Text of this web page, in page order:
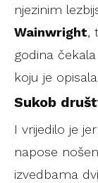
njezinim
Wainwright,
godina
koju je
Sukob
I vrijedilo je
napose
izvedbama